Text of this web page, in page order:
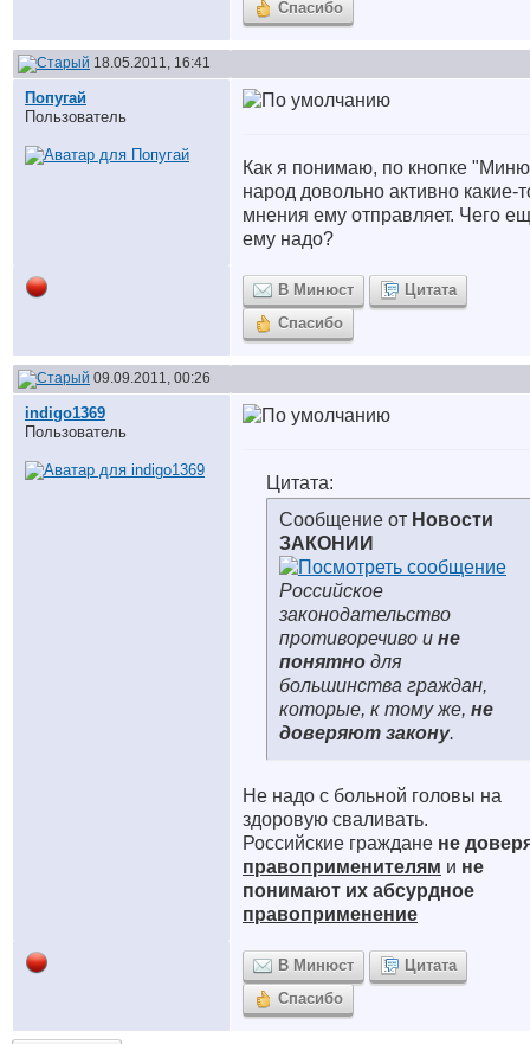
Спасибо
18.05.2011, 16:41
Попугай
Пользователь
Как я понимаю, по кнопке
народ довольно активно какие-
мнения ему отправляет. Чего
ему надо?
В Минюст
Цитата
Спасибо
09.09.2011, 00:26
indigo1369
Пользователь
Цитата:
Сообщение от Новости
ЗАКОНИИ
Российское
законодательство
противоречиво и не
понятно для
большинства граждан,
которые, к тому же, не
доверяют закону.
Не надо с больной головы на
здоровую сваливать.
Российские граждане не
правоприменителям и не
понимают их абсурдное
правоприменение
В Минюст
Цитата
Спасибо